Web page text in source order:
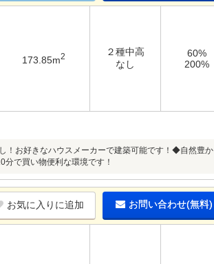
173.85m2
２種中高
なし
60%
200%
お好きなハウスメーカーで建築可能です！◆自然豊か
で買い物便利な環境です！
お気に入りに追加 お問い合わせ(無料)